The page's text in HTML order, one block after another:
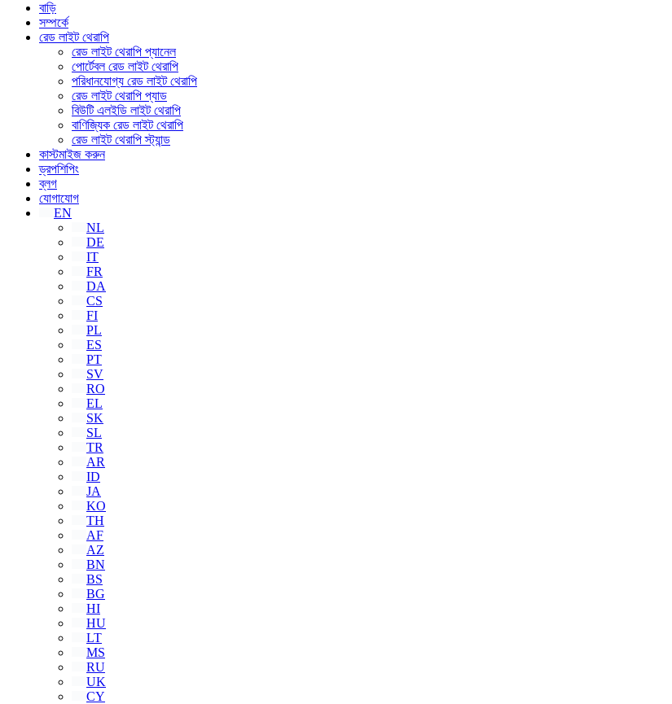
বাড়ি
সম্পর্কে
রেড লাইট থেরাপি
রেড লাইট থেরাপি প্যানেল
পোর্টেবল রেড লাইট থেরাপি
পরিধানযোগ্য রেড লাইট থেরাপি
রেড লাইট থেরাপি প্যাড
বিউটি এলইডি লাইট থেরাপি
বাণিজ্যিক রেড লাইট থেরাপি
রেড লাইট থেরাপি স্ট্যান্ড
কাস্টমাইজ করুন
ড্রপশিপিং
ব্লগ
যোগাযোগ
EN
NL
DE
IT
FR
DA
CS
FI
PL
ES
PT
SV
RO
EL
SK
SL
TR
AR
ID
JA
KO
TH
AF
AZ
BN
BS
BG
HI
HU
LT
MS
RU
UK
CY